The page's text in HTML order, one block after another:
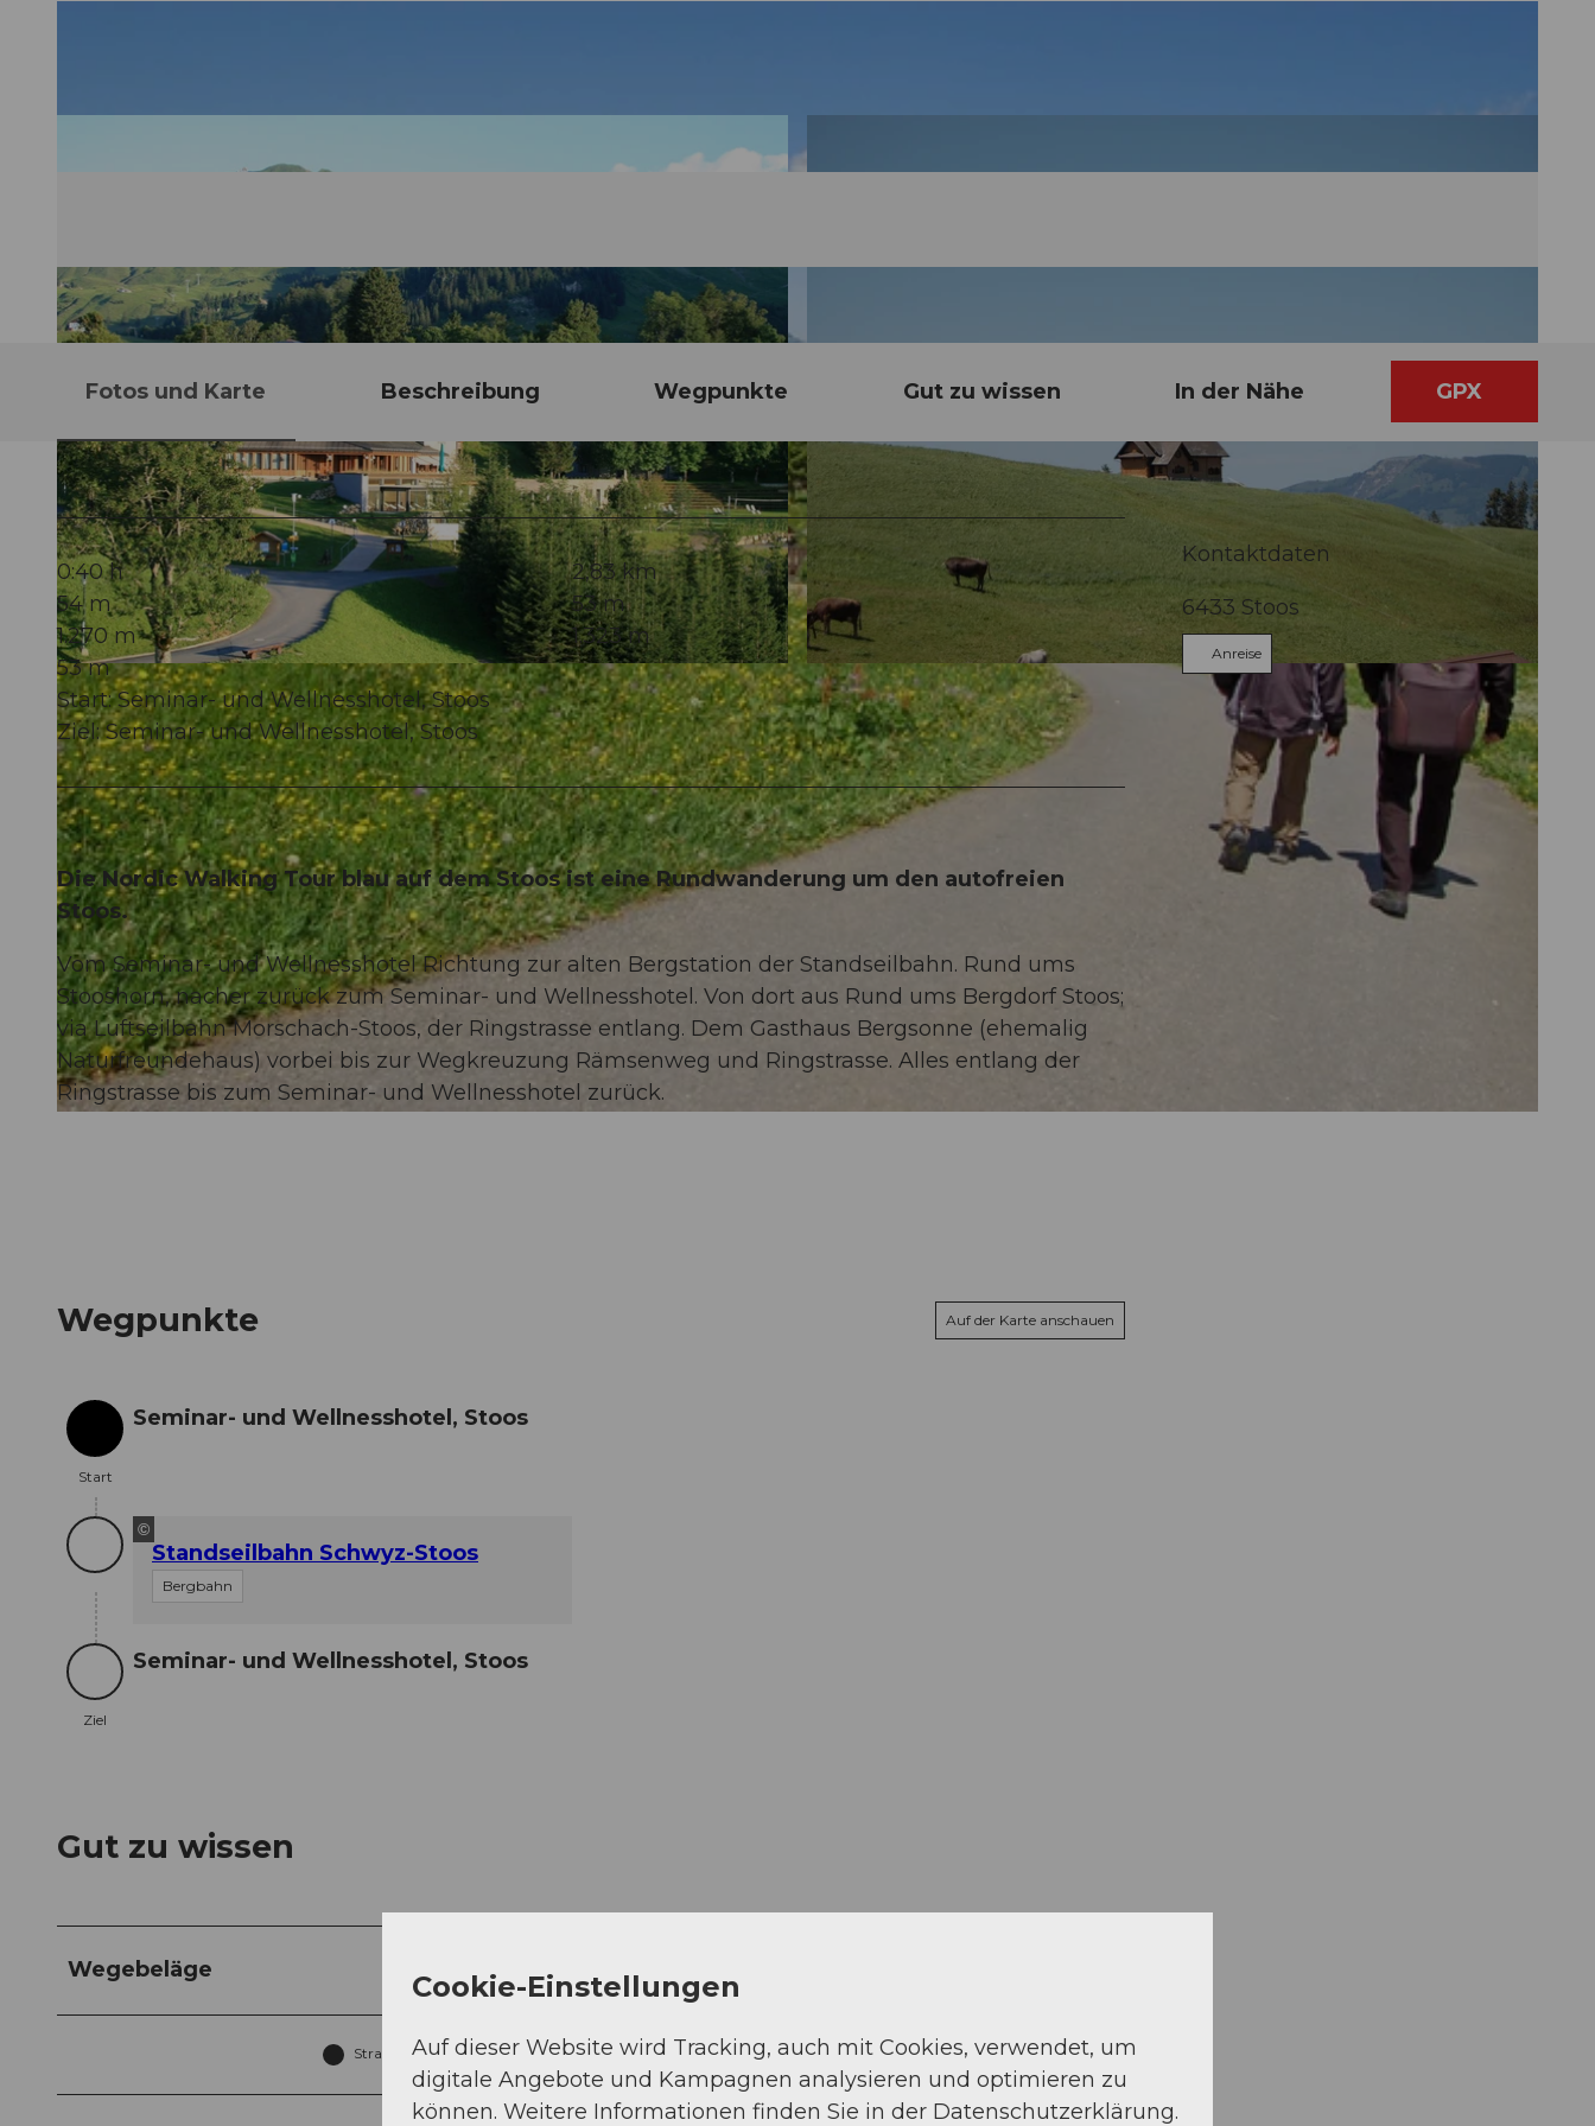
© Stoos-Muotatal Tourismus, Stoos-Muotatal Tourismus © Stoos-Muotatal Tourismus, Stoos-Muotatal Tourismus
Fotos und Karte Beschreibung Wegpunkte Gut zu wissen In der Nähe GPX
0:40 h
2,83 km
54 m
53 m
1.270 m
1.323 m
53 m
Start: Seminar- und Wellnesshotel, Stoos
Ziel: Seminar- und Wellnesshotel, Stoos
Die Nordic Walking Tour blau auf dem Stoos ist eine Rundwanderung um den autofreien
Stoos.
Vom Seminar- und Wellnesshotel Richtung zur alten Bergstation der Standseilbahn. Rund ums
Stooshorn, nacher zurück zum Seminar- und Wellnesshotel. Von dort aus Rund ums Bergdorf Stoos;
via Luftseilbahn Morschach-Stoos, der Ringstrasse entlang. Dem Gasthaus Bergsonne (ehemalig
Naturfreundehaus) vorbei bis zur Wegkreuzung Rämsenweg und Ringstrasse. Alles entlang der
Ringstrasse bis zum Seminar- und Wellnesshotel zurück.
Wegpunkte Auf der Karte anschauen
Start
Start
Seminar- und Wellnesshotel, Stoos
©
Standseilbahn Schwyz-Stoos
Bergbahn
Ziel
Ziel
Seminar- und Wellnesshotel, Stoos
Gut zu wissen
Wegebeläge
Strasse (81%) Weg (19%)
Kontaktdaten
6433 Stoos
Anreise
Cookie-Einstellungen
Auf dieser Website wird Tracking, auch mit Cookies, verwendet, um
digitale Angebote und Kampagnen analysieren und optimieren zu
können. Weitere Informationen finden Sie in der Datenschutzerklärung.